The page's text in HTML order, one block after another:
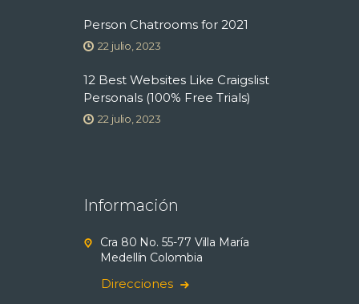
Person Chatrooms for 2021
22 julio, 2023
12 Best Websites Like Craigslist
Personals (100% Free Trials)
22 julio, 2023
Información
Cra 80 No. 55-77 Villa María
Medellín Colombia
Direcciones